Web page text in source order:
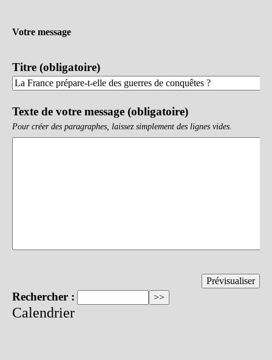
Votre message
Titre (obligatoire)
Texte de votre message (obligatoire)
Pour créer des paragraphes, laissez simplement des lignes vides.
Rechercher :
Calendrier